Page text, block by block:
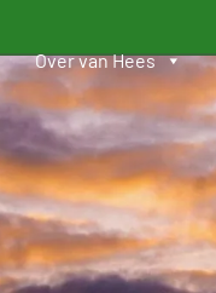
Over van Hees